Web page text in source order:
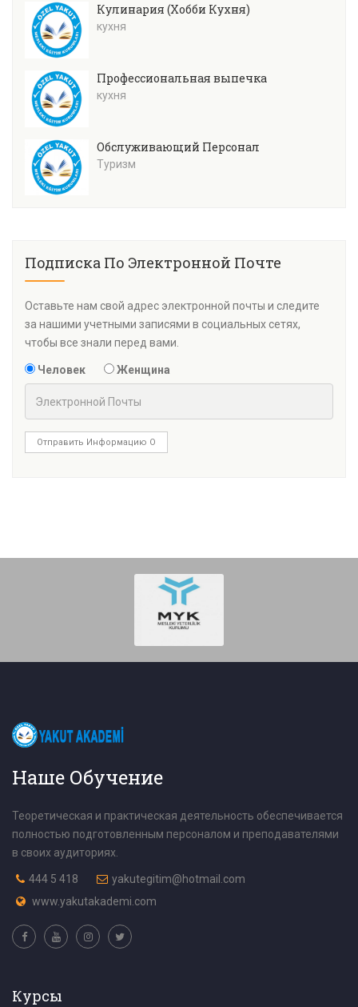
Кулинария (Хобби Кухня)
кухня
Профессиональная выпечка
кухня
Обслуживающий Персонал
Туризм
Подписка По Электронной Почте
Оставьте нам свой адрес электронной почты и следите
за нашими учетными записями в социальных сетях,
чтобы все знали перед вами.
Человек Женщина
Отправить Информацию О
Наше Обучение
Теоретическая и практическая деятельность обеспечивается
полностью подготовленным персоналом и преподавателями
в своих аудиториях.
444 5 418
yakutegitim@hotmail.com
www.yakutakademi.com
Курсы